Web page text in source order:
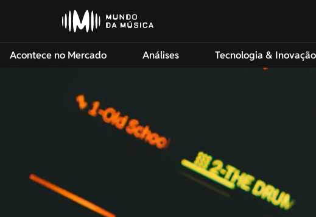
Acontece no Mercado Análises Tecnologia & Inovação